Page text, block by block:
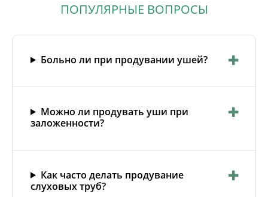
ПОПУЛЯРНЫЕ ВОПРОСЫ
Больно ли при продувании ушей?
Можно ли продувать уши при
заложенности?
Как часто делать продувание
слуховых труб?